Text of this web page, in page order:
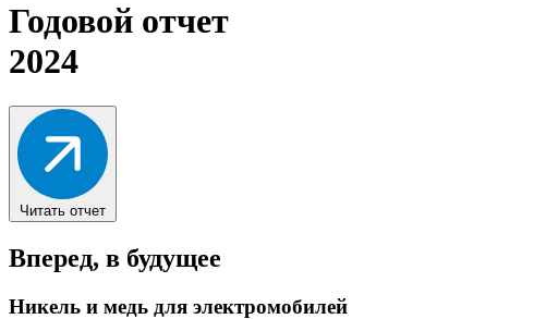
Годовой отчет
2024
Читать отчет
Вперед, в будущее
Никель и медь для электромобилей